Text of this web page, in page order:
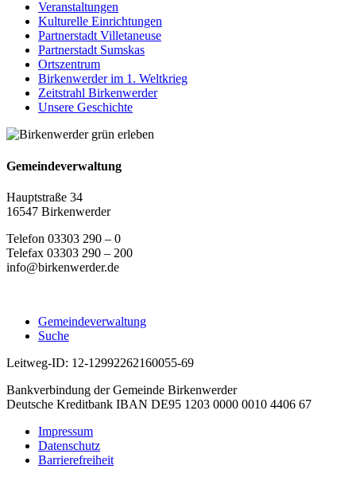
Veranstaltungen
Kulturelle Einrichtungen
Partnerstadt Villetaneuse
Partnerstadt Sumskas
Ortszentrum
Birkenwerder im 1. Weltkrieg
Zeitstrahl Birkenwerder
Unsere Geschichte
Gemeindeverwaltung
Hauptstraße 34
16547 Birkenwerder
Telefon 03303 290 – 0
Telefax 03303 290 – 200
info@birkenwerder.de
Gemeindeverwaltung
Suche
Leitweg-ID: 12-12992262160055-69
Bankverbindung der Gemeinde Birkenwerder
Deutsche Kreditbank IBAN DE95 1203 0000 0010 4406 67
Impressum
Datenschutz
Barrierefreiheit